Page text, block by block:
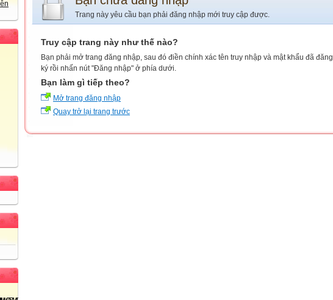
Trang này yêu cầu bạn phải đăng nhập mới truy cập được.
Truy cập trang này như thế nào?
Bạn phải mở trang đăng nhập, sau đó điền chính xác tên truy nhập và mật khẩu đã đăng
ký rồi nhấn nút "Đăng nhập" ở phía dưới.
Bạn làm gì tiếp theo?
Mở trang đăng nhập
Quay trở lại trang trước